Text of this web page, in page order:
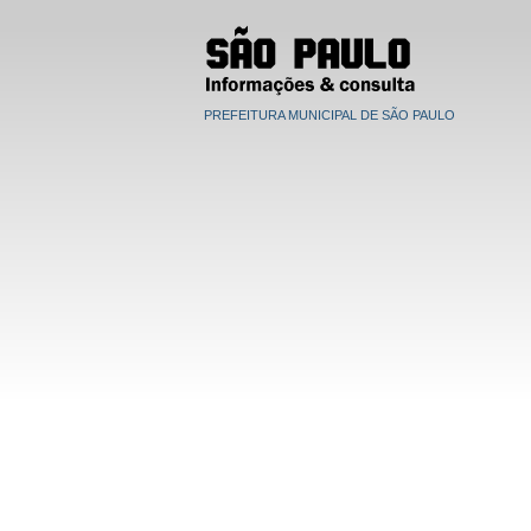
PREFEITURA MUNICIPAL DE SÃO PAULO